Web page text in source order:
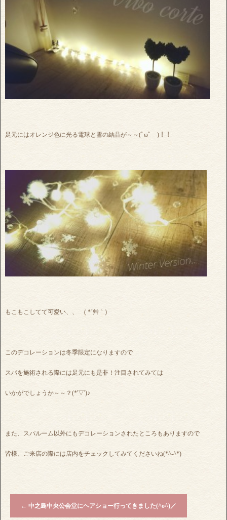
足元にはオレンジ色に光る電球と雪の結晶が～～(ﾟωﾟ )！！
もこもこしてて可愛い、、 ( *´艸｀)
このデコレーションは冬季限定になりますので
スパを施術される際には足元にも是非！注目されてみては
いかがでしょうか～～？(*'▽')♪
また、スパルーム以外にもデコレーションされたところもありますので
皆様、ご来店の際には店内をチェックしてみてくださいね(*^-^*)
← 中之島中央公会堂にヘアショー行ってきました(^o^)／